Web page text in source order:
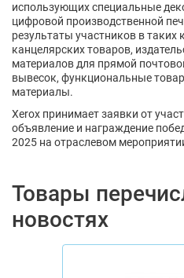
использующих специальные
цифровой производственной
результаты участников в таких
канцелярских товаров,
материалов для прямой
вывесок, функциональные
материалы.
Xerox принимает заявки от
объявление и награждение
2025 на отраслевом
Товары
новостях